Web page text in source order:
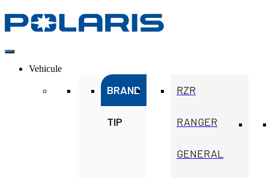
Vehicule
BRAND
TIP
RZR
RANGER
GENERAL